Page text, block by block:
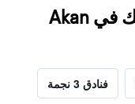
اعثر على نتائج أفضل لإقامتك في Akan
فنادق 3 نجمة